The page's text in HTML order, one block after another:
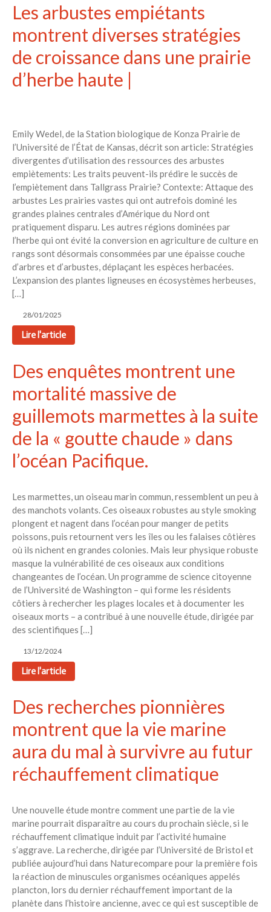
Les arbustes empiétants
montrent diverses stratégies
de croissance dans une prairie
d’herbe haute |
Emily Wedel, de la Station biologique de Konza Prairie de
l’Université de l’État de Kansas, décrit son article: Stratégies
divergentes d’utilisation des ressources des arbustes
empiètements: Les traits peuvent-ils prédire le succès de
l’empiètement dans Tallgrass Prairie? Contexte: Attaque des
arbustes Les prairies vastes qui ont autrefois dominé les
grandes plaines centrales d’Amérique du Nord ont
pratiquement disparu. Les autres régions dominées par
l’herbe qui ont évité la conversion en agriculture de culture en
rangs sont désormais consommées par une épaisse couche
d’arbres et d’arbustes, déplaçant les espèces herbacées.
L’expansion des plantes ligneuses en écosystèmes herbeuses,
[…]
28/01/2025
Lire l'article
Des enquêtes montrent une
mortalité massive de
guillemots marmettes à la suite
de la « goutte chaude » dans
l’océan Pacifique.
Les marmettes, un oiseau marin commun, ressemblent un peu à
des manchots volants. Ces oiseaux robustes au style smoking
plongent et nagent dans l’océan pour manger de petits
poissons, puis retournent vers les îles ou les falaises côtières
où ils nichent en grandes colonies. Mais leur physique robuste
masque la vulnérabilité de ces oiseaux aux conditions
changeantes de l’océan. Un programme de science citoyenne
de l’Université de Washington – qui forme les résidents
côtiers à rechercher les plages locales et à documenter les
oiseaux morts – a contribué à une nouvelle étude, dirigée par
des scientifiques […]
13/12/2024
Lire l'article
Des recherches pionnières
montrent que la vie marine
aura du mal à survivre au futur
réchauffement climatique
Une nouvelle étude montre comment une partie de la vie
marine pourrait disparaître au cours du prochain siècle, si le
réchauffement climatique induit par l’activité humaine
s’aggrave. La recherche, dirigée par l’Université de Bristol et
publiée aujourd’hui dans Naturecompare pour la première fois
la réaction de minuscules organismes océaniques appelés
plancton, lors du dernier réchauffement important de la
planète dans l’histoire ancienne, avec ce qui est susceptible de